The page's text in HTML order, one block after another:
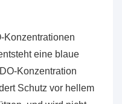
Konzentrationen
eine blaue
Konzentration
Schutz vor hellem